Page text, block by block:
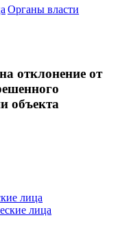
Органы власти
отклонение от
объекта
лица
лица